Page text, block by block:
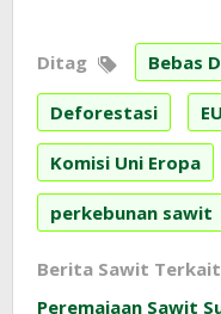
Ditag Bebas
Deforestasi
Komisi Uni Eropa
perkebunan sawit
Berita Sawit Terkait
Peremajaan Sawit